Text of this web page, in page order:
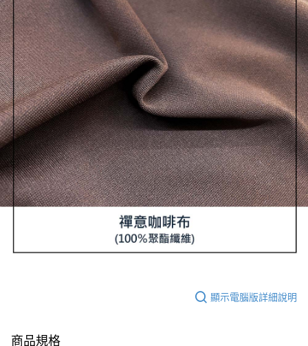
顯示電腦版詳細說明
商品規格